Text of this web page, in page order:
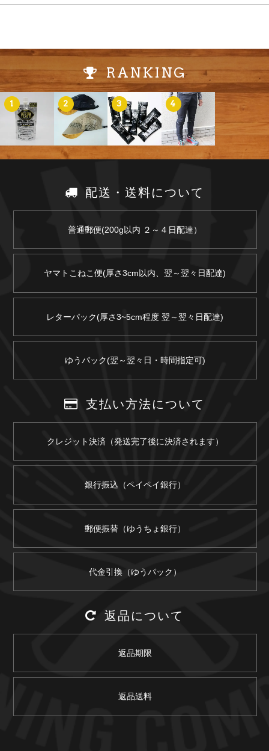
RANKING
1 2 3 4
配送・送料について
普通郵便(200g以内 ２～４日配達）
ヤマトこねこ便(厚さ3cm以内、翌～翌々日配達)
レターパック(厚さ3~5cm程度 翌～翌々日配達)
ゆうパック(翌～翌々日・時間指定可)
支払い方法について
クレジット決済（発送完了後に決済されます）
銀行振込（ペイペイ銀行）
郵便振替（ゆうちょ銀行）
代金引換（ゆうパック）
返品について
返品期限
返品送料